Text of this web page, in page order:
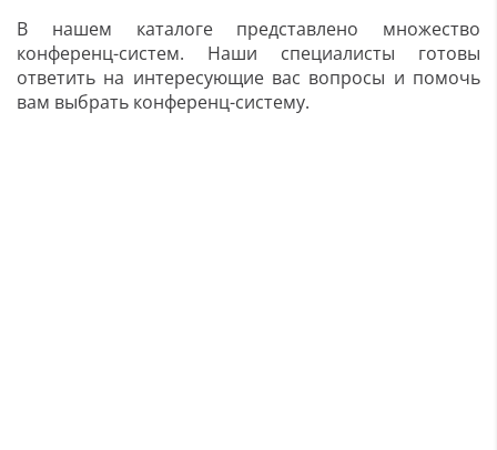
В нашем каталоге представлено множество
конференц-систем. Наши специалисты готовы
ответить на интересующие вас вопросы и помочь
вам выбрать конференц-систему.